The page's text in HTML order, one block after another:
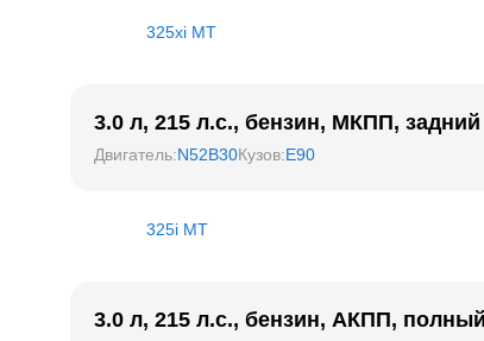
325xi MT
3.0 л, 215 л.с., бензин, МКПП,
Двигатель:N52B30Кузов:E90
325i MT
3.0 л, 215 л.с., бензин, АКПП,